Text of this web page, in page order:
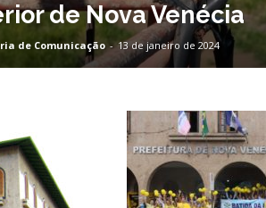
de Nova Venécia
de Comunicação - 13 de janeiro de 2024